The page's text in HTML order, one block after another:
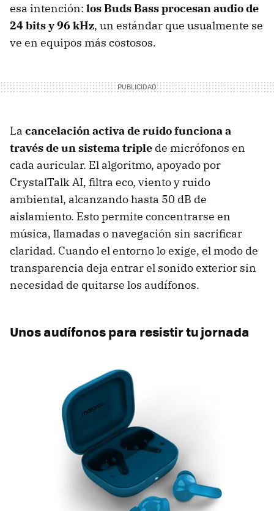
esa intención: los Buds Bass procesan audio de
24 bits y 96 kHz, un estándar que usualmente se
ve en equipos más costosos.
La cancelación activa de ruido funciona a
través de un sistema triple de micrófonos en
cada auricular. El algoritmo, apoyado por
CrystalTalk AI, filtra eco, viento y ruido
ambiental, alcanzando hasta 50 dB de
aislamiento. Esto permite concentrarse en
música, llamadas o navegación sin sacrificar
claridad. Cuando el entorno lo exige, el modo de
transparencia deja entrar el sonido exterior sin
necesidad de quitarse los audífonos.
Unos audífonos para resistir tu jornada